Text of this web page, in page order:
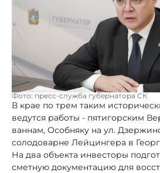
Фото: пресс-служба губернатора СК
В крае по трем таким
ведутся работы - пятигорским
ваннам, Особняку на ул.
солодоварне Лейцингера в
На два объекта инвесторы
сметную документацию для